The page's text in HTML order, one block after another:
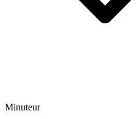
Minuteur